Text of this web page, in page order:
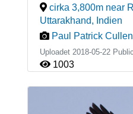
cirka 3,800m near
Uttarakhand, Indien
Paul Patrick Cullen
Uploadet 2018-05-22
1003